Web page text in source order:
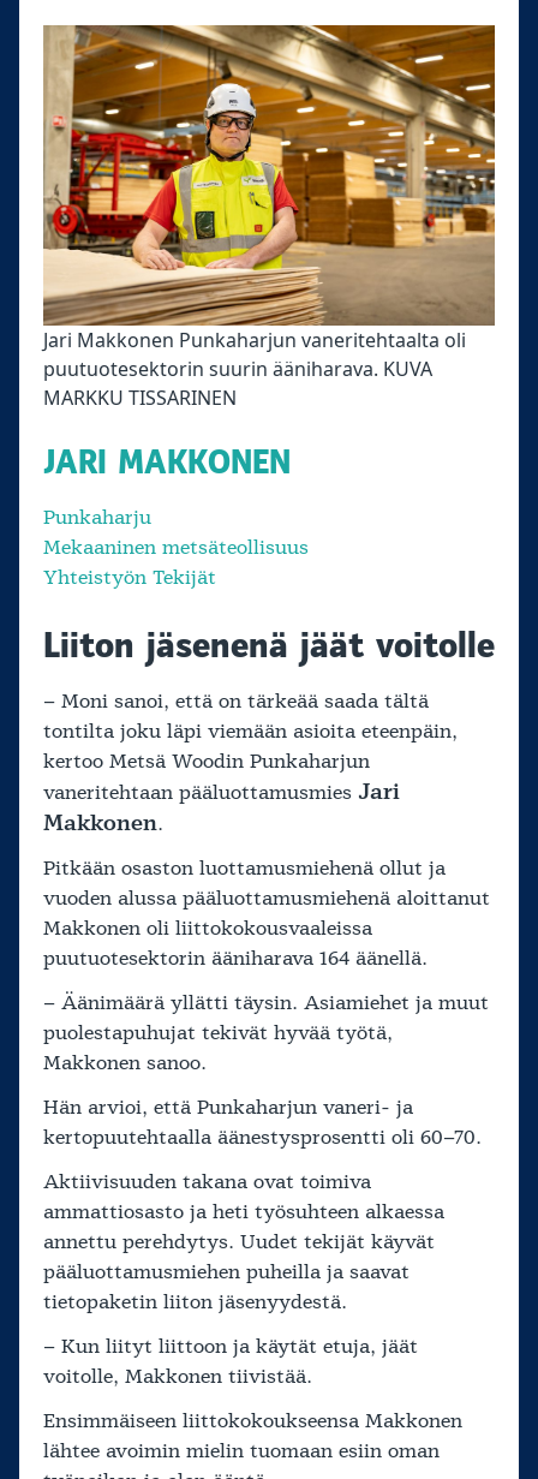
Jari Makkonen Punkaharjun vaneritehtaalta oli
puutuotesektorin suurin ääniharava. KUVA
MARKKU TISSARINEN
JARI MAKKONEN
Punkaharju
Mekaaninen metsäteollisuus
Yhteistyön Tekijät
Liiton jäsenenä jäät voitolle
– Moni sanoi, että on tärkeää saada tältä
tontilta joku läpi viemään asioita eteenpäin,
kertoo Metsä Woodin Punkaharjun
vaneritehtaan pääluottamusmies Jari
Makkonen.
Pitkään osaston luottamusmiehenä ollut ja
vuoden alussa pääluottamusmiehenä aloittanut
Makkonen oli liittokokousvaaleissa
puutuotesektorin ääniharava 164 äänellä.
– Äänimäärä yllätti täysin. Asiamiehet ja muut
puolestapuhujat tekivät hyvää työtä,
Makkonen sanoo.
Hän arvioi, että Punkaharjun vaneri- ja
kertopuutehtaalla äänestysprosentti oli 60–70.
Aktiivisuuden takana ovat toimiva
ammattiosasto ja heti työsuhteen alkaessa
annettu perehdytys. Uudet tekijät käyvät
pääluottamusmiehen puheilla ja saavat
tietopaketin liiton jäsenyydestä.
– Kun liityt liittoon ja käytät etuja, jäät
voitolle, Makkonen tiivistää.
Ensimmäiseen liittokokoukseensa Makkonen
lähtee avoimin mielin tuomaan esiin oman